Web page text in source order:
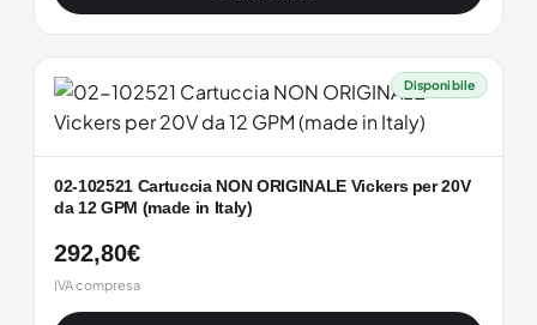
Disponibile
02-102521 Cartuccia NON ORIGINALE Vickers per 20V
da 12 GPM (made in Italy)
292,80€
IVA compresa